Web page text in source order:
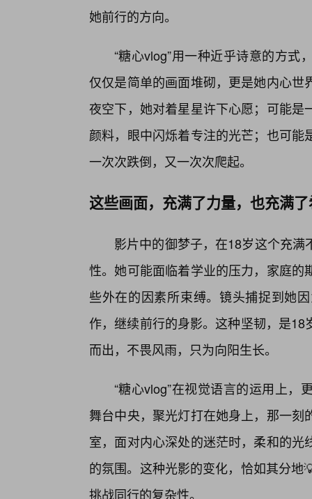
她前行的方向。
“糖心vlog”用一种近乎诗意的方式
仅仅是简单的画面堆砌，更是她内心
夜空下，她对着星星许下心愿；可能
颜料，眼中闪烁着专注的光芒；也可
一次次跌倒，又一次次爬起。
这些画面，充满了力量，也充满
影片中的御梦子，在18岁这个充
性。她可能面临着学业的压力，家庭
些外在的因素所束缚。镜头捕捉到她
作，继续前行的身影。这种坚韧，是
而出，不畏风雨，只为向阳生长。
“糖心vlog”在视觉语言的运用上，
舞台中央，聚光灯打在她身上，那一
室，面对内心深处的迷茫时，柔和的
的氛围。这种光影的变化，恰如其分
挑战同行的复杂性。